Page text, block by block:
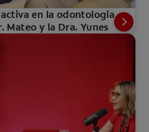
en la odontología
Mateo y la Dra. Yunes